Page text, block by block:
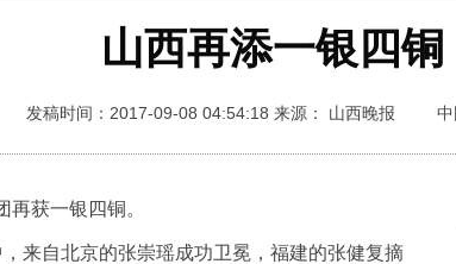
山西再添一银四铜
发稿时间：2017-09-08 04:54:18 来源： 山西晚报
获一银四铜。
自北京的张崇瑶成功卫冕，福建的张健复摘